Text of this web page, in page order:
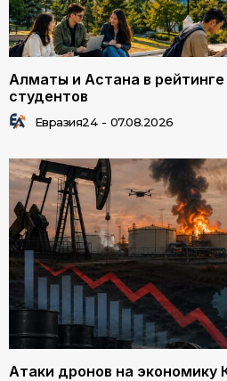
Алматы и Астана в
студентов
Евразия24 - 07.08.2026
Атаки дронов на экономику